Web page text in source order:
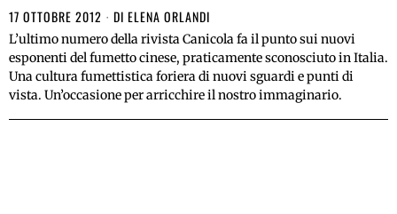
17 OTTOBRE 2012 DI ELENA ORLANDI
L’ultimo numero della rivista Canicola fa il punto sui nuovi
esponenti del fumetto cinese, praticamente sconosciuto in Italia.
Una cultura fumettistica foriera di nuovi sguardi e punti di
vista. Un’occasione per arricchire il nostro immaginario.